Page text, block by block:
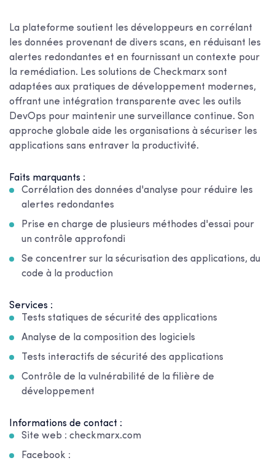
La plateforme soutient les développeurs en corrélant
les données provenant de divers scans, en réduisant les
alertes redondantes et en fournissant un contexte pour
la remédiation. Les solutions de Checkmarx sont
adaptées aux pratiques de développement modernes,
offrant une intégration transparente avec les outils
DevOps pour maintenir une surveillance continue. Son
approche globale aide les organisations à sécuriser les
applications sans entraver la productivité.
Faits marquants :
Corrélation des données d'analyse pour réduire les
alertes redondantes
Prise en charge de plusieurs méthodes d'essai pour
un contrôle approfondi
Se concentrer sur la sécurisation des applications, du
code à la production
Services :
Tests statiques de sécurité des applications
Analyse de la composition des logiciels
Tests interactifs de sécurité des applications
Contrôle de la vulnérabilité de la filière de
développement
Informations de contact :
Site web : checkmarx.com
Facebook :